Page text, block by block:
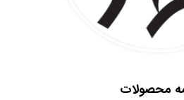
محصولات